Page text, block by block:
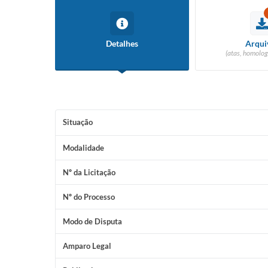
Detalhes
(atas,
Situação
Modalidade
Nº da Licitação
Nº do Processo
Modo de Disputa
Amparo Legal